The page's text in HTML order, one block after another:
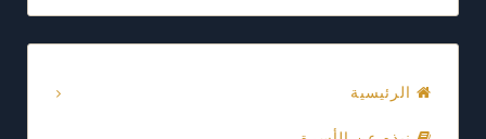
الرئيسية